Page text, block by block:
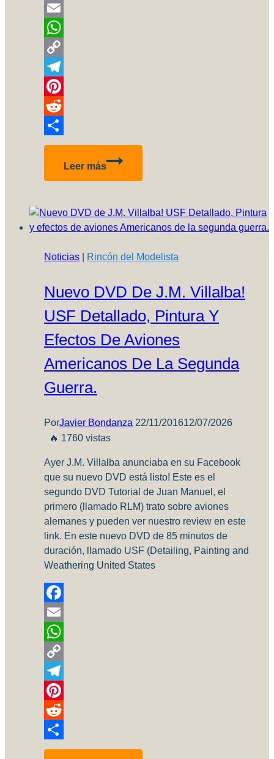
Facebook
Email
WhatsApp
Copy
Link
Telegram
Pinterest
Reddit
Compartir
Leer más
Podemos
mejorar
nuestros
Noticias
Rincón del Modelista
Nuevo DVD De J.M. Villalba!
USF Detallado, Pintura Y
Efectos De Aviones
Americanos De La Segunda
Guerra.
PorJavier Bondanza 22/11/201612/07/2026
🔥 1760 vistas
Ayer J.M. Villalba anunciaba en su Facebook
que su nuevo DVD está listo! Este es el
segundo DVD Tutorial de Juan Manuel, el
primero (llamado RLM) trato sobre aviones
alemanes y pueden ver nuestro review en este
link. En este nuevo DVD de 85 minutos de
duración, llamado USF (Detailing, Painting and
Weathering United States
Facebook
Email
WhatsApp
Copy
Link
Telegram
Pinterest
Reddit
Compartir